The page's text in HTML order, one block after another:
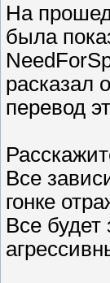
На
была
расказал
перевод
Все
гонке
Все будет